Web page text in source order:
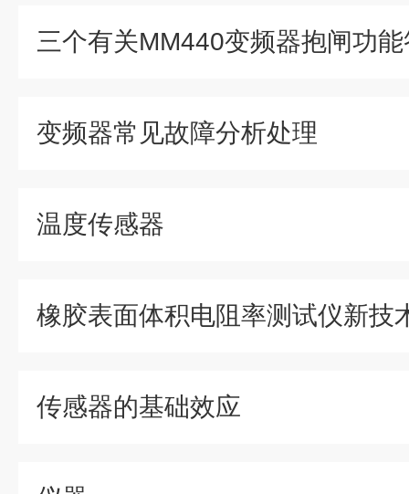
三个有关MM440变频器抱闸功
变频器常见故障分析处理
温度传感器
橡胶表面体积电阻率测试仪新技
传感器的基础效应